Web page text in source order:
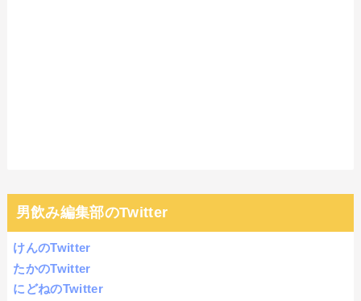
男飲み編集部のTwitter
けんのTwitter
たかのTwitter
にどねのTwitter